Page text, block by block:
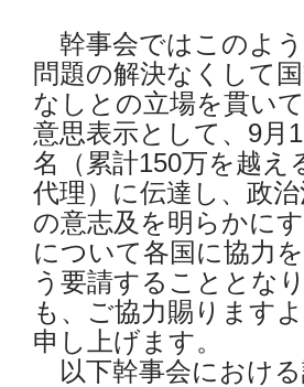
幹事会ではこのよ
問題の解決なくして
なしとの立場を貫い
意思表示として、9月
名（累計150万を越え
代理）に伝達し、政
の意志及を明らかに
について各国に協力
う要請することとな
も、ご協力賜ります
申し上げます。
以下幹事会におけ